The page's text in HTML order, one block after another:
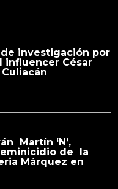
investigación por
influencer César
Martín ‘N’,
de la
Márquez en